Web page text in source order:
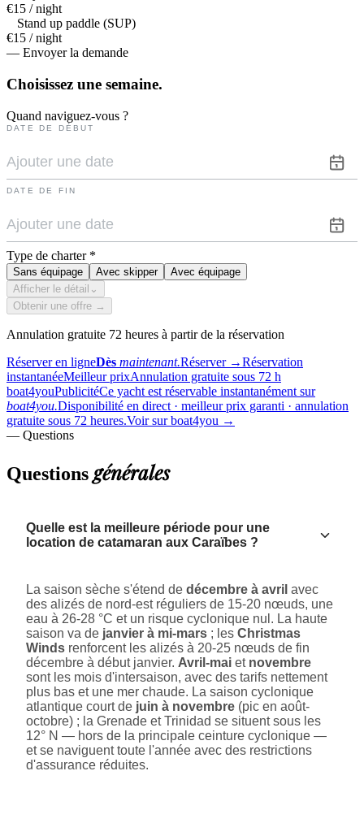
€15 / night
Stand up paddle (SUP)
€15 / night
— Envoyer la demande
Choisissez une semaine.
Quand naviguez-vous ?
DATE DE DÉBUT
DATE DE FIN
Type de charter *
Sans équipage Avec skipper
Avec équipage
Afficher le détail ⌄
Obtenir une offre →
Annulation gratuite 72 heures à partir de la réservation
Réserver en ligneDès maintenant.Réserver →Réservation
instantanéeMeilleur prixAnnulation gratuite sous 72 h
boat4youPublicitéCe yacht est réservable instantanément sur
boat4you.Disponibilité en direct · meilleur prix garanti · annulation
gratuite sous 72 heures.Voir sur boat4you →
— Questions
Questions générales
Quelle est la meilleure période pour une
location de catamaran aux Caraïbes ?
La saison sèche s'étend de décembre à avril avec
des alizés de nord-est réguliers de 15-20 nœuds, une
eau à 26-28 °C et un risque cyclonique nul. La haute
saison va de janvier à mi-mars ; les Christmas
Winds renforcent les alizés à 20-25 nœuds de fin
décembre à début janvier. Avril-mai et novembre
sont les mois d'intersaison, avec des tarifs nettement
plus bas et une mer chaude. La saison cyclonique
atlantique court de juin à novembre (pic en août-
octobre) ; la Grenade et Trinidad se situent sous les
12° N — hors de la principale ceinture cyclonique —
et se naviguent toute l'année avec des restrictions
d'assurance réduites.